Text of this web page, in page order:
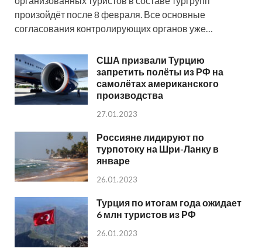
произойдёт после 8 февраля. Все основные
согласования контролирующих органов уже…
США призвали Турцию
запретить полёты из РФ на
самолётах американского
производства
27.01.2023
Россияне лидируют по
турпотоку на Шри-Ланку в
январе
26.01.2023
Турция по итогам года ожидает
6 млн туристов из РФ
26.01.2023